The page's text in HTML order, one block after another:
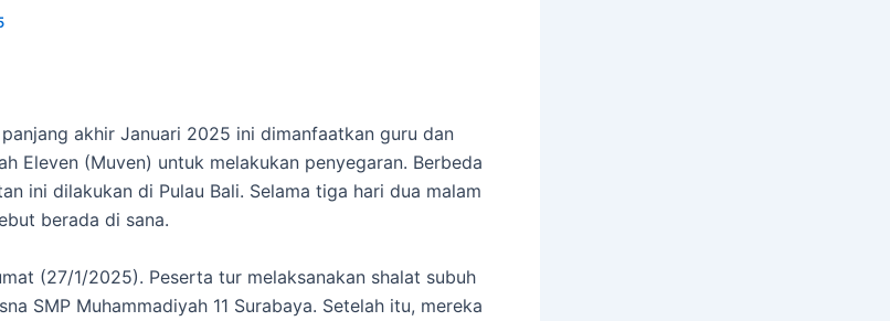
panjang akhir Januari 2025 ini dimanfaatkan guru dan
Eleven (Muven) untuk melakukan penyegaran. Berbeda
ini dilakukan di Pulau Bali. Selama tiga hari dua malam
berada di sana.
(27/1/2025). Peserta tur melaksanakan shalat subuh
SMP Muhammadiyah 11 Surabaya. Setelah itu, mereka